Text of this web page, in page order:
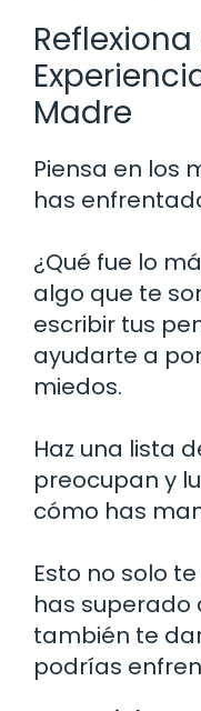
Madre
Piensa en los
has
¿Qué fue lo
algo que te
escribir tus
ayudarte a
miedos.
Haz una lista
preocupan y
cómo has
Esto no solo
has superado
también te
podrías